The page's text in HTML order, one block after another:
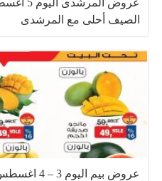
الصيف أحلى مع المرشدى
عروض بيم اليوم 3 – 4 اغسطس 2026